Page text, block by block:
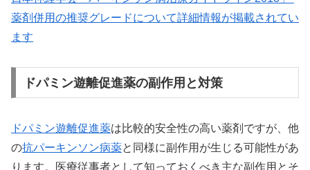
薬剤併用の推奨グレードについて詳細情報が掲載されてい
ます
ドパミン遊離促進薬の副作用と対策
ドパミン遊離促進薬は比較的安全性の高い薬剤ですが、他
の抗パーキンソン病薬と同様に副作用が生じる可能性があ
ります。医療従事者として知っておくべき主な副作用とそ